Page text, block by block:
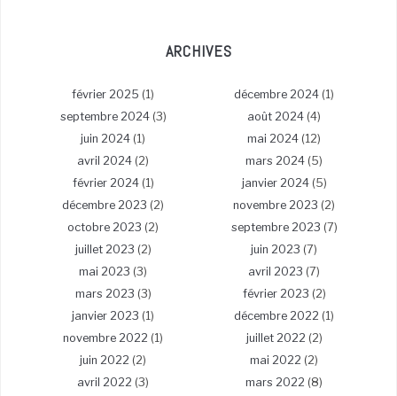
ARCHIVES
février 2025 (1) décembre 2024 (1)
septembre 2024(3) août 2024 (4)
juin 2024 (1) mai 2024 (12)
avril 2024 (2) mars 2024 (5)
février 2024(1) janvier 2024(5)
décembre 2023 (2) novembre 2023 (2)
octobre 2023 (2) septembre 2023 (7)
juillet 2023 (2) juin 2023 (7)
mai 2023 (3) avril 2023 (7)
mars 2023 (3) février 2023 (2)
janvier 2023 (1) décembre 2022 (1)
novembre 2022 (1) juillet 2022 (2)
juin 2022 (2) mai 2022 (2)
avril 2022 (3) mars 2022 (8)